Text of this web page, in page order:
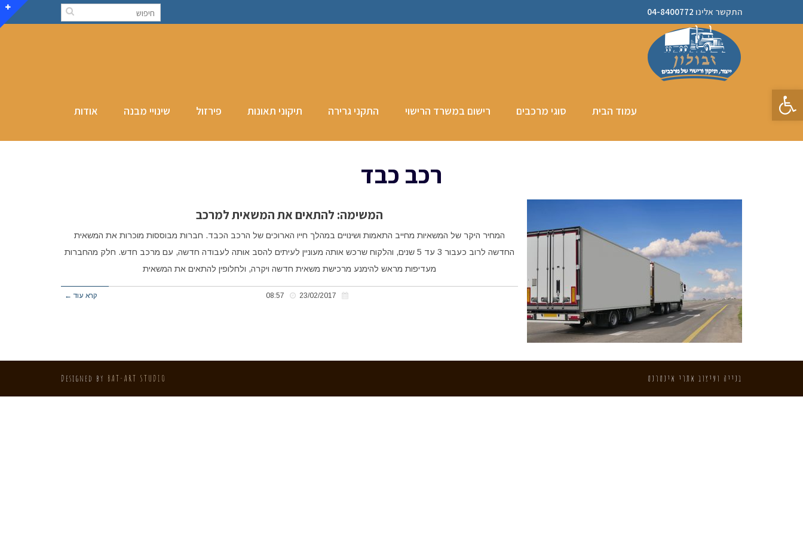
פתח סרגל נגישות
התקשר אלינו 04-8400772
עמוד הבית סוגי מרכבים רישום במשרד הרישוי התקני גרירה תיקוני תאונות פירזול שינויי מבנה אודות
רכב כבד
המשימה: להתאים את המשאית למרכב
המחיר היקר של המשאיות מחייב התאמות ושינויים במהלך חייו הארוכים של הרכב הכבד. חברות מבוססות מוכרות את המשאית
החדשה לרוב כעבור 3 עד 5 שנים, והלקוח שרכש אותה מעוניין לעיתים להסב אותה לעבודה חדשה, עם מרכב חדש. חלק מהחברות
מעדיפות מראש להימנע מרכישת משאית חדשה ויקרה, ולחלופין להתאים את המשאית
קרא עוד ←
בנייה ועיצוב אתרי אינטרנט Designed by BAT-ART STUDIO